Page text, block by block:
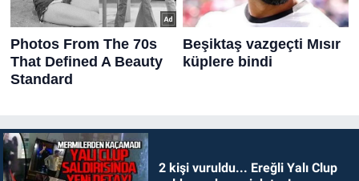
2 kişi vuruldu... Ereğli Yalı Clup